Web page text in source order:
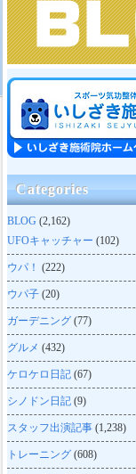
Categories
BLOG (2,162)
UFOキャッチャー (102)
ウパ！ (222)
ウパ子 (20)
ガーデニング (77)
グルメ (432)
ケロケロ日記 (67)
シノドン日記 (9)
スタッフ出演記事 (1,238)
トレーニング (608)